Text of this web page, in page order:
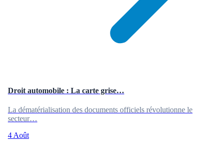
Droit automobile : La carte grise…
La dématérialisation des documents officiels révolutionne le
secteur…
4 Août